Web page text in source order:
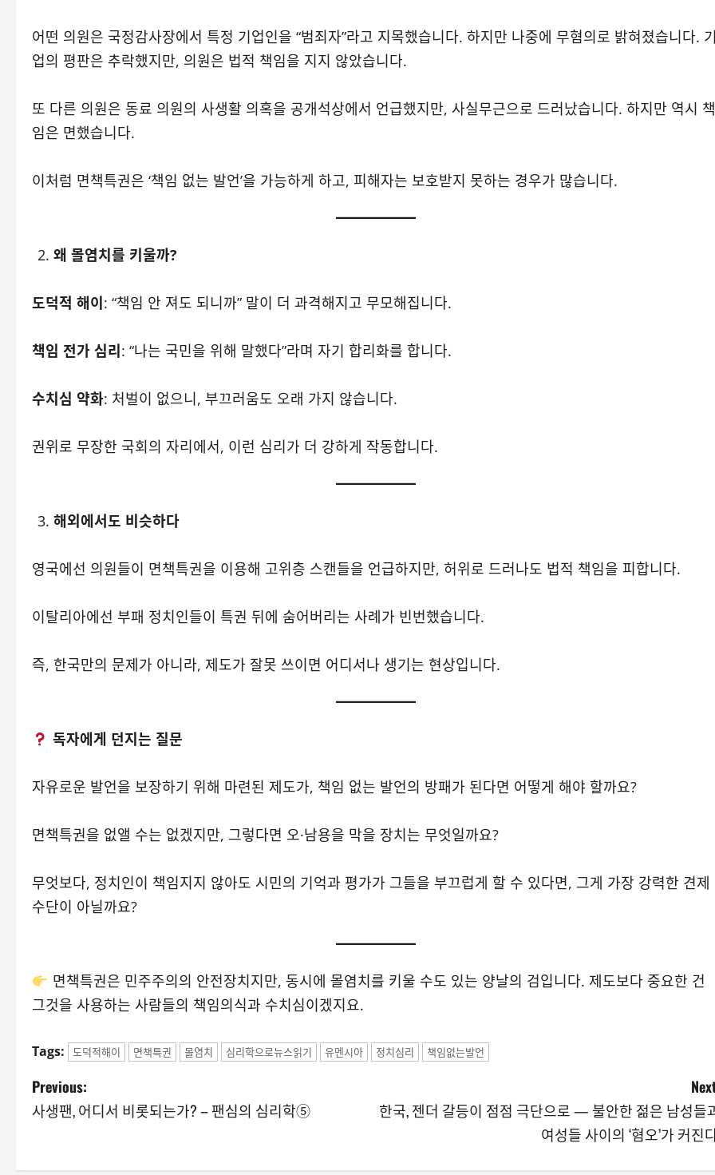
어떤 의원은 국정감사장에서 특정 기업인을 “범죄자”라고 지목했습니다. 하지만 나중에 무혐의로 밝혀졌습니다.
업의 평판은 추락했지만, 의원은 법적 책임을 지지 않았습니다.
또 다른 의원은 동료 의원의 사생활 의혹을 공개석상에서 언급했지만, 사실무근으로 드러났습니다. 하지만 역시 책
임은 면했습니다.
이처럼 면책특권은 ‘책임 없는 발언’을 가능하게 하고, 피해자는 보호받지 못하는 경우가 많습니다.
왜 몰염치를 키울까?
도덕적 해이: “책임 안 져도 되니까” 말이 더 과격해지고 무모해집니다.
책임 전가 심리: “나는 국민을 위해 말했다”라며 자기 합리화를 합니다.
수치심 약화: 처벌이 없으니, 부끄러움도 오래 가지 않습니다.
권위로 무장한 국회의 자리에서, 이런 심리가 더 강하게 작동합니다.
해외에서도 비슷하다
영국에선 의원들이 면책특권을 이용해 고위층 스캔들을 언급하지만, 허위로 드러나도 법적 책임을 피합니다.
이탈리아에선 부패 정치인들이 특권 뒤에 숨어버리는 사례가 빈번했습니다.
즉, 한국만의 문제가 아니라, 제도가 잘못 쓰이면 어디서나 생기는 현상입니다.
독자에게 던지는 질문
자유로운 발언을 보장하기 위해 마련된 제도가, 책임 없는 발언의 방패가 된다면 어떻게 해야 할까요?
면책특권을 없앨 수는 없겠지만, 그렇다면 오·남용을 막을 장치는 무엇일까요?
무엇보다, 정치인이 책임지지 않아도 시민의 기억과 평가가 그들을 부끄럽게 할 수 있다면, 그게 가장 강력한 견제
수단이 아닐까요?
면책특권은 민주주의의 안전장치지만, 동시에 몰염치를 키울 수도 있는 양날의 검입니다. 제도보다 중요한 건
그것을 사용하는 사람들의 책임의식과 수치심이겠지요.
Tags: 도덕적해이 면책특권 몰염치 심리학으로뉴스읽기 유멘시아 정치심리 책임없는발언
P
o
Previous:
사생팬, 어디서 비롯되는가? – 팬심의 심리학⑤
한국, 젠더 갈등이 점점 극단으로 — 불안한 젊은 남성들
여성들 사이의 ‘혐오’가 커진